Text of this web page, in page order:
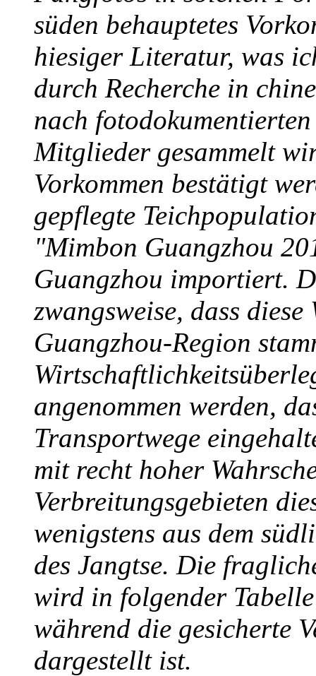
süden behauptetes
hiesiger Literatur, was
durch Recherche in
nach
Mitglieder gesammelt
Vorkommen bestätigt
gepflegte
"Mimbon Guangzhou
Guangzhou importiert.
zwangsweise, dass
Guangzhou-Region
angenommen werden,
Transportwege
mit recht hoher
Verbreitungsgebieten
wenigstens aus dem
des Jangtse. Die
wird in folgender
während die gesicherte
dargestellt ist.